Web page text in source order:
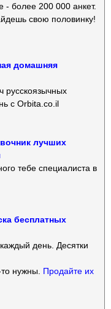
- более 200 000 анкет.
свою половинку!
домашняя
русскоязычных
с Orbita.co.il
лучших
тебе специалиста в
бесплатных
день. Десятки
нужны. Продайте их